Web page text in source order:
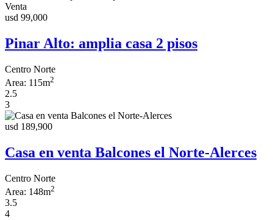
Venta
usd 99,000
Pinar Alto: amplia casa 2 pisos
Centro Norte
Area: 115m2
2.5
3
usd 189,900
Casa en venta Balcones el Norte-Alerces
Centro Norte
Area: 148m2
3.5
4